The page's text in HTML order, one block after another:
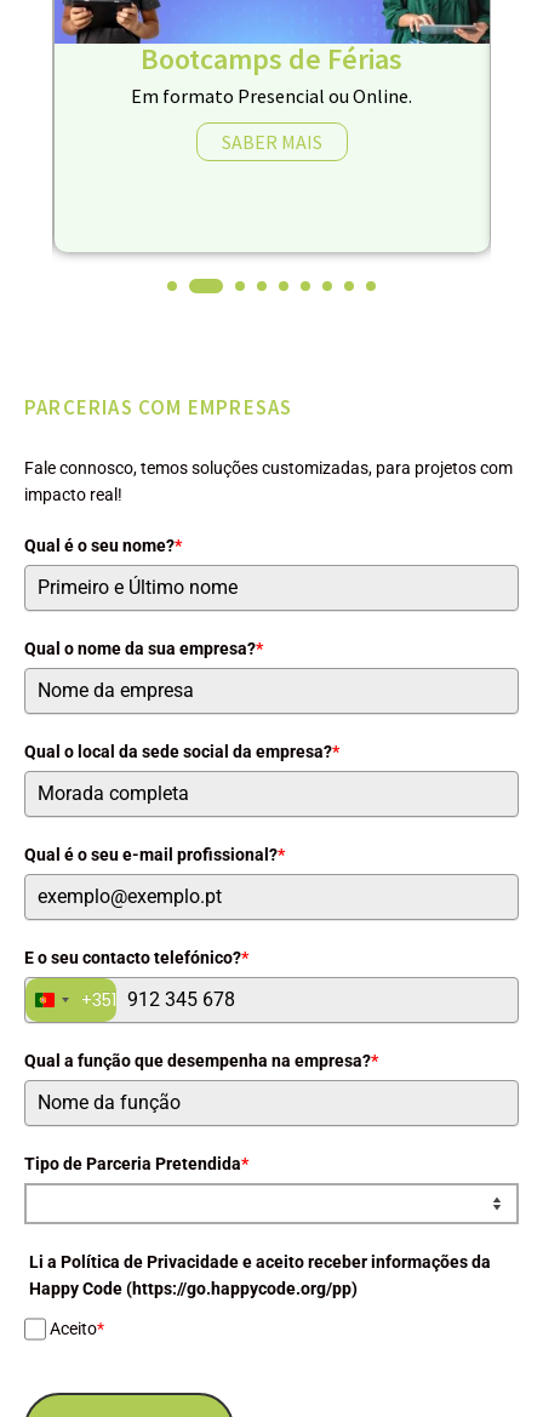
Bootcamps de Férias
Em formato Presencial ou Online.
SABER MAIS
PARCERIAS COM EMPRESAS
Fale connosco, temos soluções customizadas, para projetos com
impacto real!
Qual é o seu nome?*
Qual o nome da sua empresa?*
Qual o local da sede social da empresa?*
Qual é o seu e-mail profissional?*
E o seu contacto telefónico?*
Portugal
+351
Qual a função que desempenha na empresa?*
Tipo de Parceria Pretendida*
Li a Política de Privacidade e aceito receber informações da
Happy Code (https://go.happycode.org/pp)
Aceito*